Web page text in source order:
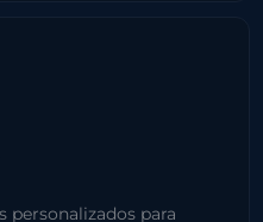
personalizados para